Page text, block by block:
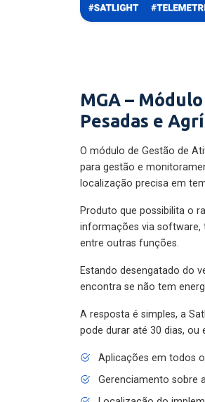
MGA –
Pesadas e
O módulo de Gestão de
para gestão e
localização precisa em
Produto que possibilita o
informações via software,
entre outras funções.
Estando desengatado do
encontra se não tem
A resposta é simples, a
pode durar até 30 dias,
Aplicações em todos
Gerenciamento sobre
Localização do